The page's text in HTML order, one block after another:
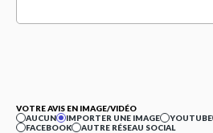
VOTRE AVIS EN IMAGE/VIDÉO
AUCUN
IMPORTER UNE IMAGE YOUTUBE
FACEBOOK
AUTRE RÉSEAU SOCIAL